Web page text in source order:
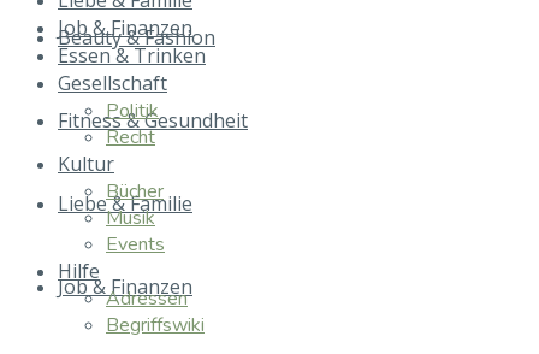
Beauty & Fashion
Fitness & Gesundheit
Liebe & Familie
Job & Finanzen
Job & Finanzen
Essen & Trinken
Gesellschaft
Politik
Recht
Kultur
Bücher
Musik
Events
Hilfe
Adressen
Begriffswiki